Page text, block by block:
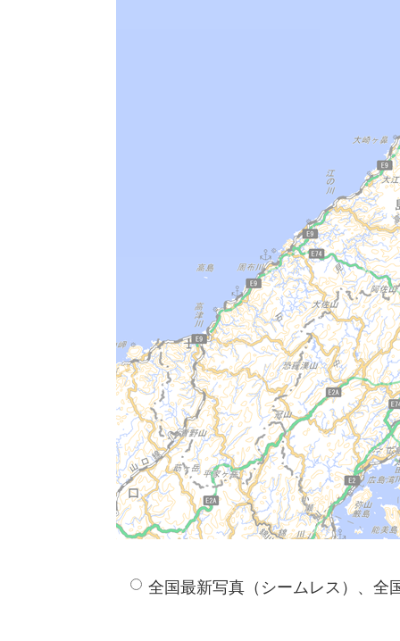
全国最新写真（シームレス）、全